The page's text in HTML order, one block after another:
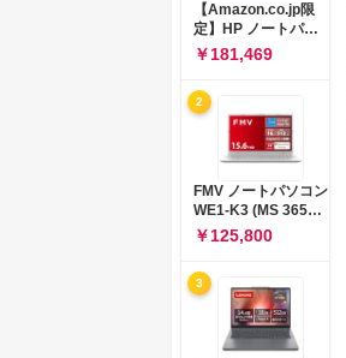
【Amazon.co.jp限
定】HP ノートパソ
コン 15-fd 15.6イン
チ インテル Core 5
120U メモリ16GB
SSD512GB
Windows 11
Microsoft Office
2024搭載 WPS
Office搭載 カメラシ
ャッター 指紋認証 薄
型 Copilotキー搭載
ナチュラルシルバー
￥181,469
2
FMV ノートパソコン
WE1-K3 (MS 365
Personal/Copilotキ
ー搭載/Win 11/15.6
型/Core
i5/16GB/SSD
512GB/ホワイト)
FMVWK3E15W_AZ
￥125,800
3